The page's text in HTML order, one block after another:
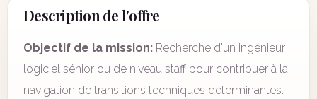
Description de l'offre
Objectif de la mission: Recherche d'un ingénieur
logiciel sénior ou de niveau staff pour contribuer à la
navigation de transitions techniques déterminantes.